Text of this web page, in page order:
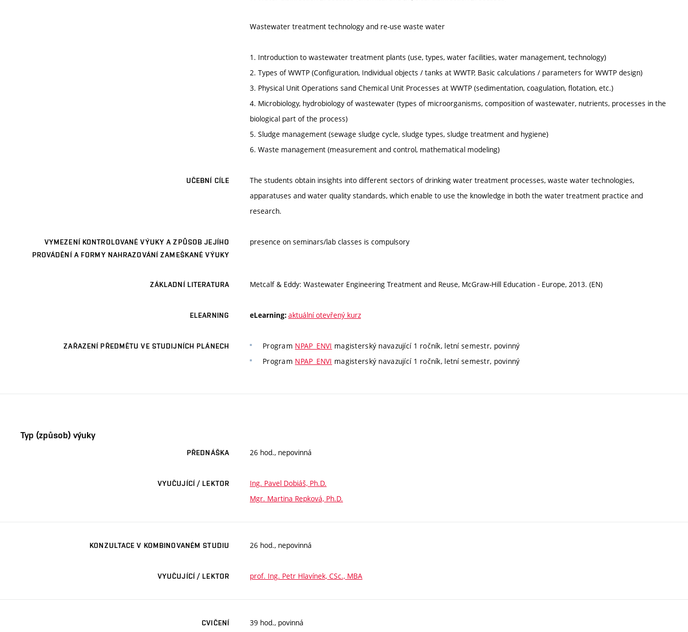
Wastewater treatment technology and re-use waste water
1. Introduction to wastewater treatment plants (use, types, water facilities, water management, technology)
2. Types of WWTP (Configuration, Individual objects / tanks at WWTP, Basic calculations / parameters for WWTP design)
3. Physical Unit Operations sand Chemical Unit Processes at WWTP (sedimentation, coagulation, flotation, etc.)
4. Microbiology, hydrobiology of wastewater (types of microorganisms, composition of wastewater, nutrients, processes in the
biological part of the process)
5. Sludge management (sewage sludge cycle, sludge types, sludge treatment and hygiene)
6. Waste management (measurement and control, mathematical modeling)
UČEBNÍ CÍLE
The students obtain insights into different sectors of drinking water treatment processes, waste water technologies,
apparatuses and water quality standards, which enable to use the knowledge in both the water treatment practice and
research.
VYMEZENÍ KONTROLOVANÉ VÝUKY A ZPŮSOB JEJÍHO
PROVÁDĚNÍ A FORMY NAHRAZOVÁNÍ ZAMEŠKANÉ VÝUKY
presence on seminars/lab classes is compulsory
ZÁKLADNÍ LITERATURA Metcalf & Eddy: Wastewater Engineering Treatment and Reuse, McGraw-Hill Education - Europe, 2013. (EN)
ELEARNING eLearning: aktuální otevřený kurz
ZAŘAZENÍ PŘEDMĚTU VE STUDIJNÍCH PLÁNECH Program NPAP_ENVI magisterský navazující 1 ročník, letní semestr, povinný
Program NPAP_ENVI magisterský navazující 1 ročník, letní semestr, povinný
Typ (způsob) výuky
PŘEDNÁŠKA 26 hod., nepovinná
VYUČUJÍCÍ / LEKTOR
Ing. Pavel Dobiáš, Ph.D.
Mgr. Martina Repková, Ph.D.
KONZULTACE V KOMBINOVANÉM STUDIU 26 hod., nepovinná
VYUČUJÍCÍ / LEKTOR prof. Ing. Petr Hlavínek, CSc., MBA
CVIČENÍ 39 hod., povinná